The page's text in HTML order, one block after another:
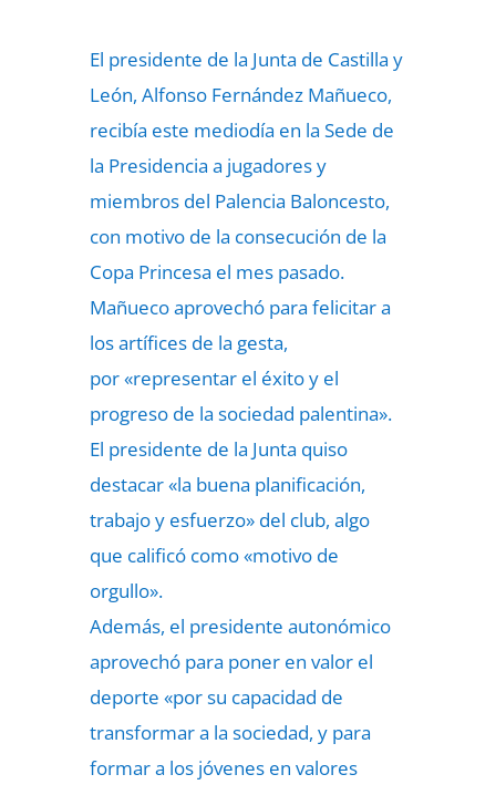
El presidente de la Junta de Castilla y
León, Alfonso Fernández Mañueco,
recibía este mediodía en la Sede de
la Presidencia a jugadores y
miembros del Palencia Baloncesto,
con motivo de la consecución de la
Copa Princesa el mes pasado.
Mañueco aprovechó para felicitar a
los artífices de la gesta,
por «representar el éxito y el
progreso de la sociedad palentina».
El presidente de la Junta quiso
destacar «la buena planificación,
trabajo y esfuerzo» del club, algo
que calificó como «motivo de
orgullo».
Además, el presidente autonómico
aprovechó para poner en valor el
deporte «por su capacidad de
transformar a la sociedad, y para
formar a los jóvenes en valores